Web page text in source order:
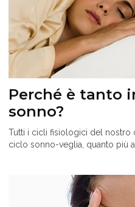
Perché è tanto
sonno?
Tutti i cicli fisiologici del nostro
ciclo sonno-veglia, quanto più